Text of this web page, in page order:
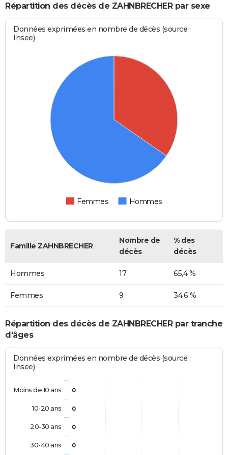
Répartition des décès de ZAHNBRECHER par sexe
Données exprimées en nombre de décès (source :
Insee)
Femmes Hommes
Famille ZAHNBRECHER
Nombre de
décès
% des
décès
Hommes 17 65,4 %
Femmes 9 34,6 %
Répartition des décès de ZAHNBRECHER par tranche
d'âges
Données exprimées en nombre de décès (source :
Insee)
0
0
0
0
Moins de 10 ans
10-20 ans
20-30 ans
30-40 ans